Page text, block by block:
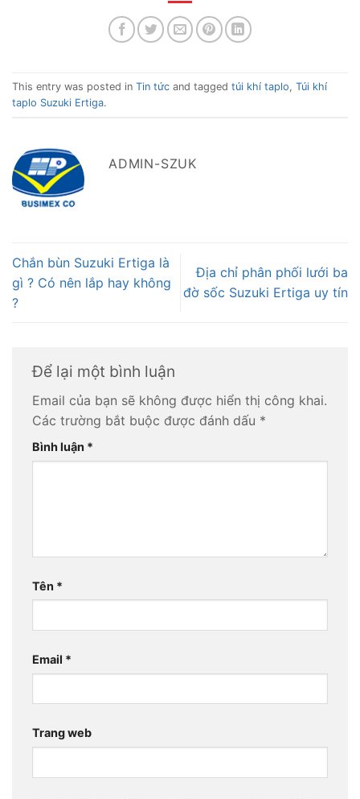
This entry was posted in Tin tức and tagged túi khí taplo, Túi khí
taplo Suzuki Ertiga.
ADMIN-SZUK
Chắn bùn Suzuki Ertiga là
gì ? Có nên lắp hay không
?
Địa chỉ phân phối lưới ba
đờ sốc Suzuki Ertiga uy tín
Để lại một bình luận
Email của bạn sẽ không được hiển thị công khai.
Các trường bắt buộc được đánh dấu *
Bình luận *
Tên *
Email *
Trang web